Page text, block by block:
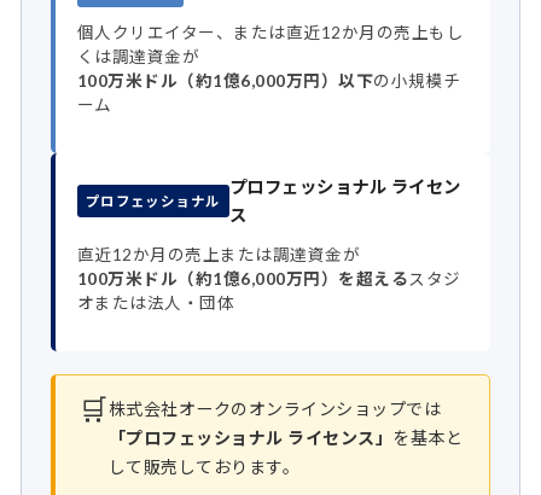
個人クリエイター、または直近12か月の売上もし
くは調達資金が
100万米ドル（約1億6,000万円）以下の小規模チ
ーム
プロフェッショナル
プロフェッショナル ライセン
ス
直近12か月の売上または調達資金が
100万米ドル（約1億6,000万円）を超えるスタジ
オまたは法人・団体
🛒株式会社オークのオンラインショップでは
「プロフェッショナル ライセンス」 を基本と
して販売しております。